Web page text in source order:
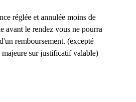
réglée et annulée moins de
avant le rendez vous ne pourra
remboursement. (excepté
majeure sur justificatif valable)